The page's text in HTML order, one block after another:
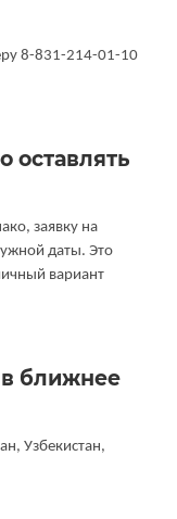
8-831-214-01-10
оставлять
заявку на
даты. Это
вариант
ближнее
Узбекистан,